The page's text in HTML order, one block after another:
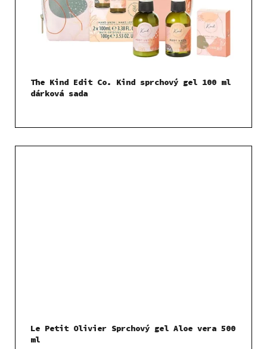
The Kind Edit Co. Kind sprchový gel 100 ml
dárková sada
Le Petit Olivier Sprchový gel Aloe vera 500
ml